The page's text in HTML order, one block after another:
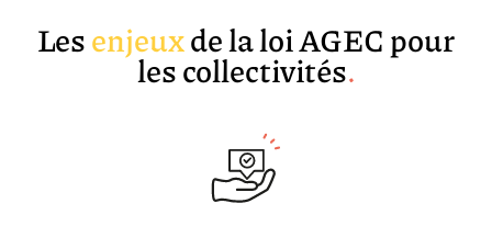
Lesenjeuxde la loi AGEC pour
les collectivités.